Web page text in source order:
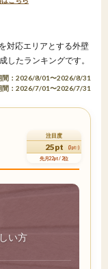
対応エリアとする外壁
したランキングです。
間：2026/8/01〜2026/8/31
間：2026/7/01〜2026/7/31
注目度
25pt (3pt↑)
先月22pt / 2位
い方